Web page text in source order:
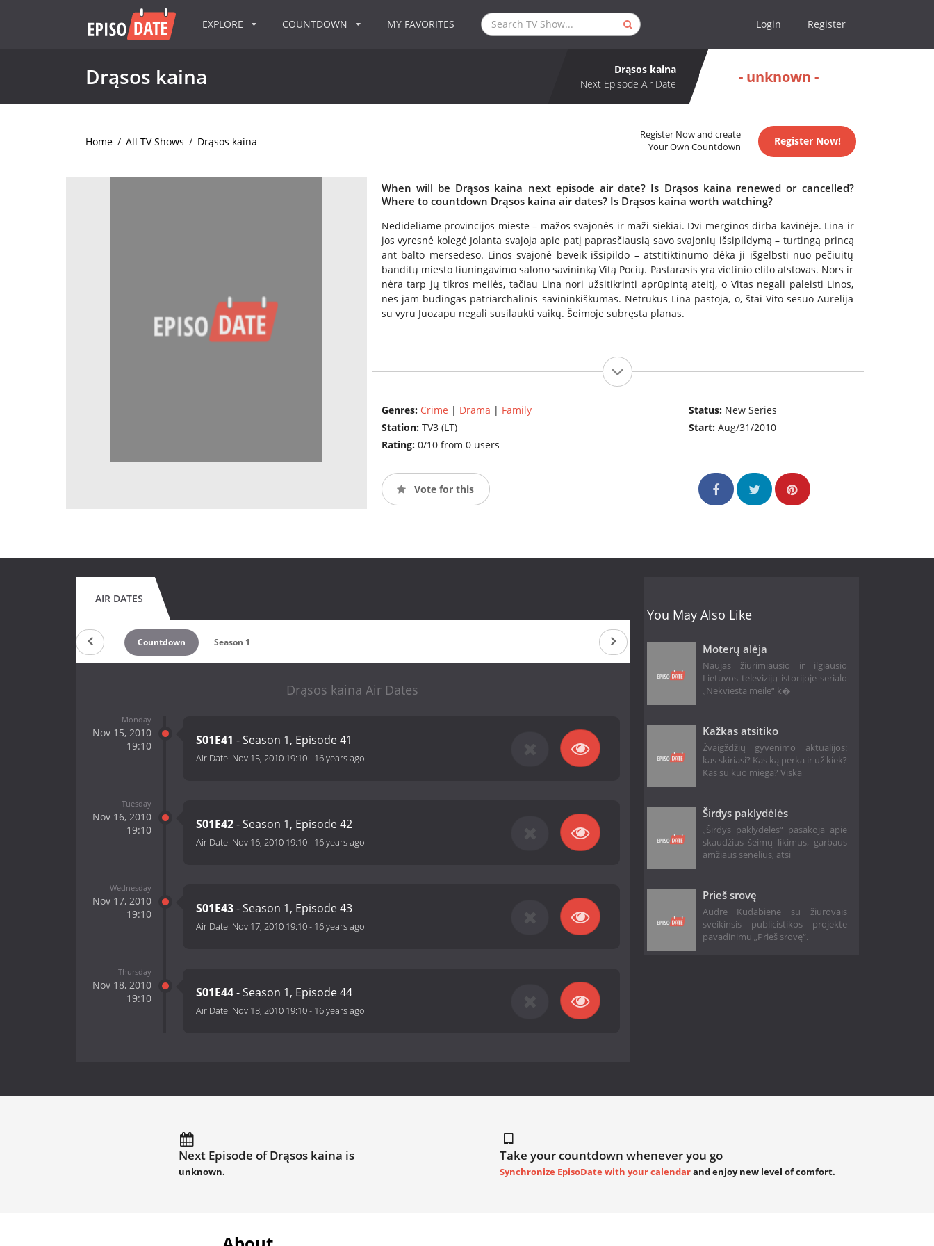
EXPLORE COUNTDOWN MY FAVORITES Login Register
Drąsos kaina
Drąsos kaina
Next Episode Air Date
- unknown -
Home / All TV Shows / Drąsos kaina
Register Now and create
Your Own Countdown
Register Now!
When will be Drąsos kaina next episode air date? Is Drąsos kaina renewed or cancelled?
Where to countdown Drąsos kaina air dates? Is Drąsos kaina worth watching?
Nedideliame provincijos mieste – mažos svajonės ir maži siekiai. Dvi merginos dirba kavinėje. Lina ir
jos vyresnė kolegė Jolanta svajoja apie patį paprasčiausią savo svajonių išsipildymą – turtingą princą
ant balto mersedeso. Linos svajonė beveik išsipildo – atstitiktinumo dėka ji išgelbsti nuo pečiuitų
banditų miesto tiuningavimo salono savininką Vitą Pocių. Pastarasis yra vietinio elito atstovas. Nors ir
nėra tarp jų tikros meilės, tačiau Lina nori užsitikrinti aprūpintą ateitį, o Vitas negali paleisti Linos,
nes jam būdingas patriarchalinis savininkiškumas. Netrukus Lina pastoja, o, štai Vito sesuo Aurelija
su vyru Juozapu negali susilaukti vaikų. Šeimoje subręsta planas.
Genres: Crime | Drama | Family
Station: TV3 (LT)
Rating: 0/10 from 0 users
Status: New Series
Start:Aug/31/2010
Vote for this
AIR DATES
Countdown Season 1
Drąsos kaina Air Dates
Monday
Nov 15, 2010
19:10
S01E41 - Season 1, Episode 41
Air Date: Nov 15, 2010 19:10- 16 years ago
Tuesday
Nov 16, 2010
19:10
S01E42- Season 1, Episode 42
Air Date: Nov 16, 2010 19:10- 16 years ago
Wednesday
Nov 17, 2010
19:10
S01E43- Season 1, Episode 43
Air Date: Nov 17, 2010 19:10- 16 years ago
Thursday
Nov 18, 2010
19:10
S01E44- Season 1, Episode 44
Air Date: Nov 18, 2010 19:10- 16 years ago
You May Also Like
Moterų alėja
Naujas žiūrimiausio ir ilgiausio
Lietuvos televizijų istorijoje serialo
„Nekviesta meilė“ k�
Kažkas atsitiko
Žvaigždžių gyvenimo aktualijos:
kas skiriasi? Kas ką perka ir už kiek?
Kas su kuo miega? Viska
Širdys paklydėlės
„Širdys paklydėlės“ pasakoja apie
skaudžius šeimų likimus, garbaus
amžiaus senelius, atsi
Prieš srovę
Audrė Kudabienė su žiūrovais
sveikinsis publicistikos projekte
pavadinimu „Prieš srovę“.
Next Episode of Drąsos kaina is
unknown.
Take your countdown whenever you go
Synchronize EpisoDate with your calendarand enjoy new level of comfort.